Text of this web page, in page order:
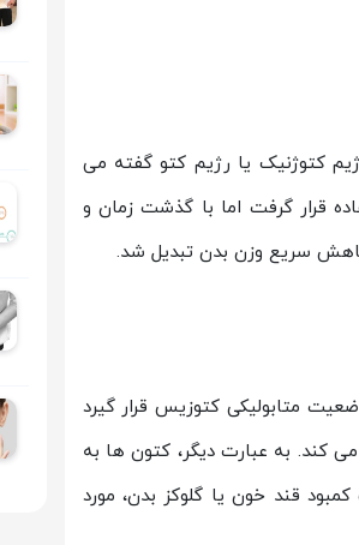
کتوژنیک یا رژیم کتو گفته می
قرار گرفت اما با گذشت زمان و
سریع وزن بدن تبدیل شد.
متابولیکی کتوزیس قرار گیرد
به عبارت دیگر، کتون ها به
قند خون یا گلوکز بدن، مورد